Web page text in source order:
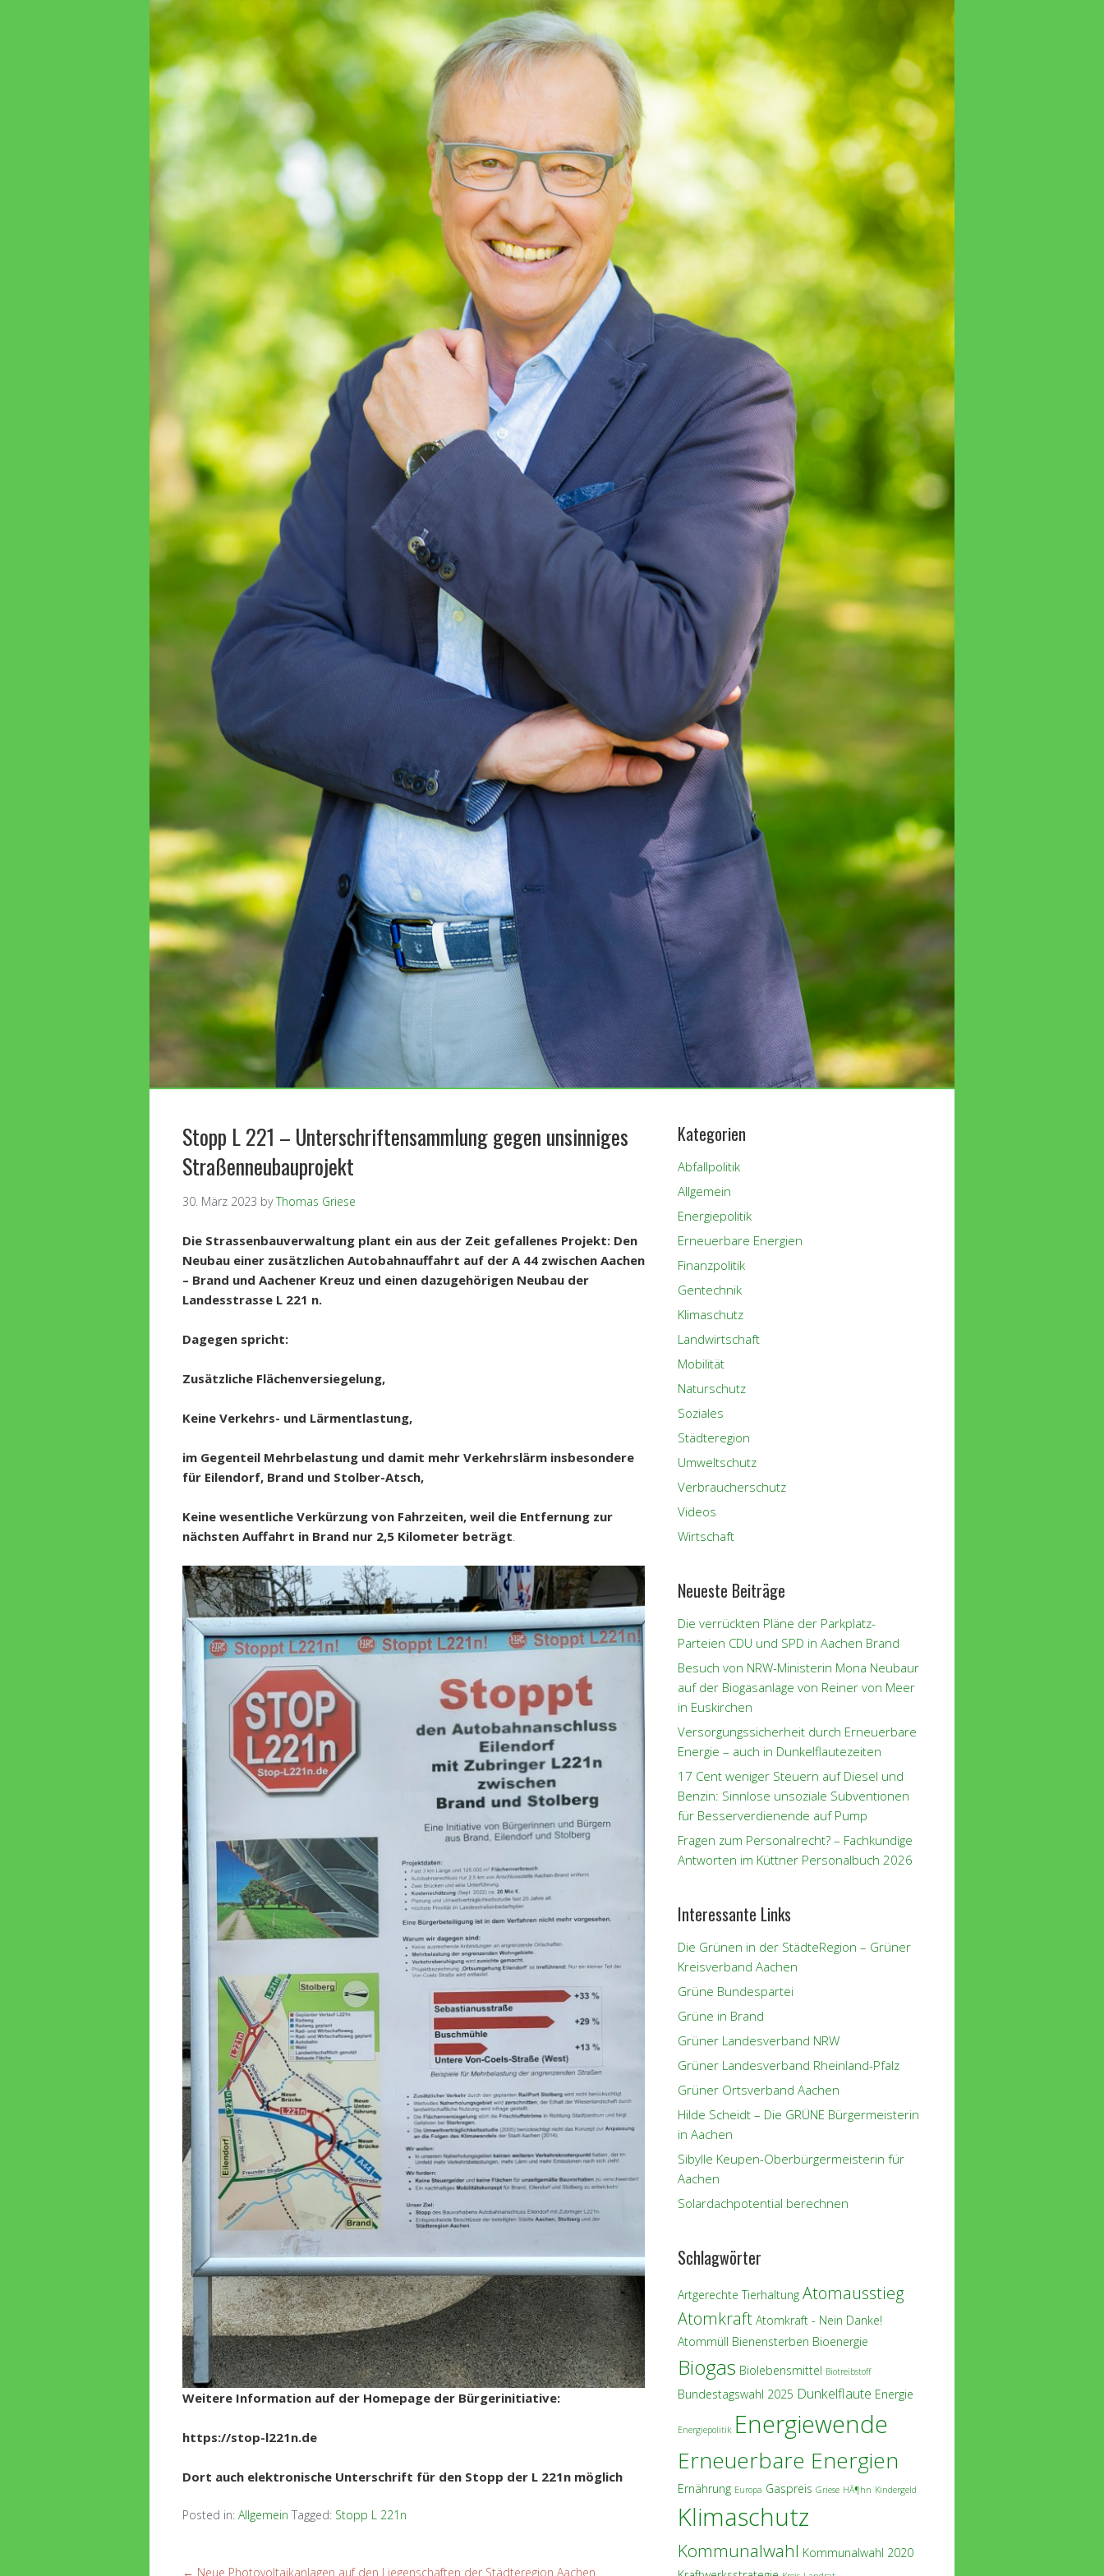
Stopp L 221 – Unterschriftensammlung gegen unsinniges
Straßenneubauprojekt
30. März 2023 byThomas Griese
Die Strassenbauverwaltung plant ein aus der Zeit gefallenes Projekt: Den
Neubau einer zusätzlichen Autobahnauffahrt auf der A 44 zwischen Aachen
– Brand und Aachener Kreuz und einen dazugehörigen Neubau der
Landesstrasse L 221 n.
Dagegen spricht:
Zusätzliche Flächenversiegelung,
Keine Verkehrs- und Lärmentlastung,
im Gegenteil Mehrbelastung und damit mehr Verkehrslärm insbesondere
für Eilendorf, Brand und Stolber-Atsch,
Keine wesentliche Verkürzung von Fahrzeiten, weil die Entfernung zur
nächsten Auffahrt in Brand nur 2,5 Kilometer beträgt.
Weitere Information auf der Homepage der Bürgerinitiative:
https://stop-l221n.de
Dort auch elektronische Unterschrift für den Stopp der L 221n möglich
Posted in: Allgemein Tagged: Stopp L 221n
← Neue Photovoltaikanlagen auf den Liegenschaften der Städteregion Aachen
Kategorien
Abfallpolitik
Allgemein
Energiepolitik
Erneuerbare Energien
Finanzpolitik
Gentechnik
Klimaschutz
Landwirtschaft
Mobilität
Naturschutz
Soziales
Städteregion
Umweltschutz
Verbraucherschutz
Videos
Wirtschaft
Neueste Beiträge
Die verrückten Pläne der Parkplatz-
Parteien CDU und SPD in Aachen Brand
Besuch von NRW-Ministerin Mona Neubaur
auf der Biogasanlage von Reiner von Meer
in Euskirchen
Versorgungssicherheit durch Erneuerbare
Energie – auch in Dunkelflautezeiten
17 Cent weniger Steuern auf Diesel und
Benzin: Sinnlose unsoziale Subventionen
für Besserverdienende auf Pump
Fragen zum Personalrecht? – Fachkundige
Antworten im Küttner Personalbuch 2026
Interessante Links
Die Grünen in der StädteRegion – Grüner
Kreisverband Aachen
Grüne Bundespartei
Grüne in Brand
Grüner Landesverband NRW
Grüner Landesverband Rheinland-Pfalz
Grüner Ortsverband Aachen
Hilde Scheidt – Die GRÜNE Bürgermeisterin
in Aachen
Sibylle Keupen-Oberbürgermeisterin für
Aachen
Solardachpotential berechnen
Schlagwörter
Artgerechte Tierhaltung Atomausstieg
Atomkraft Atomkraft - Nein Danke!
Atommüll Bienensterben Bioenergie
Biogas Biolebensmittel Biotreibstoff
Bundestagswahl 2025 Dunkelflaute Energie
Energiepolitik Energiewende
Erneuerbare Energien
Ernährung Europa Gaspreis Griese HÃ¶hn Kindergeld
Klimaschutz
Kommunalwahl Kommunalwahl 2020